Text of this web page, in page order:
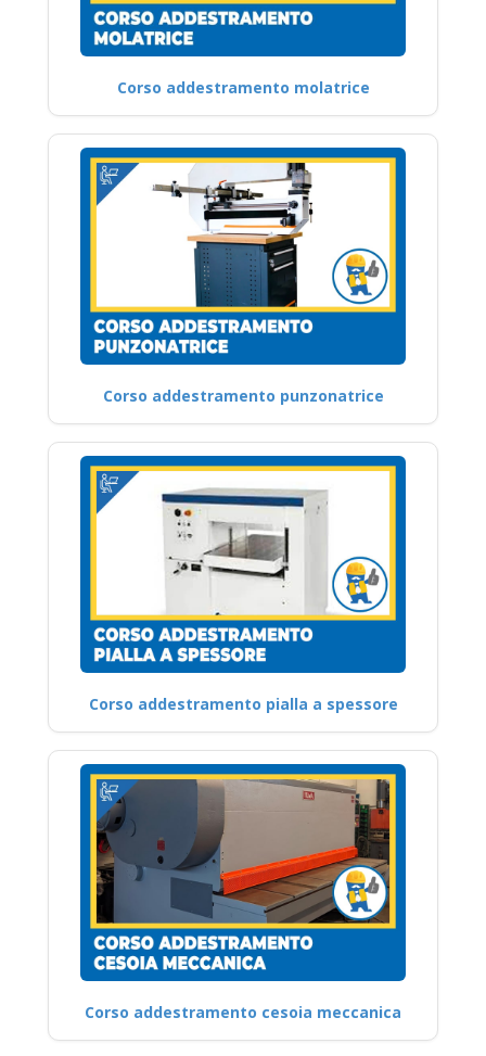
Corso addestramento molatrice
Corso addestramento punzonatrice
Corso addestramento pialla a spessore
Corso addestramento cesoia meccanica